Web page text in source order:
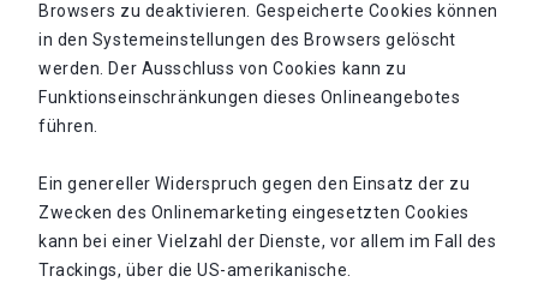
Browsers zu deaktivieren. Gespeicherte Cookies können
in den Systemeinstellungen des Browsers gelöscht
werden. Der Ausschluss von Cookies kann zu
Funktionseinschränkungen dieses Onlineangebotes
führen.
Ein genereller Widerspruch gegen den Einsatz der zu
Zwecken des Onlinemarketing eingesetzten Cookies
kann bei einer Vielzahl der Dienste, vor allem im Fall des
Trackings, über die US-amerikanische.